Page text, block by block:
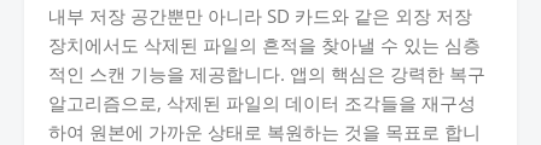
내부 저장 공간뿐만 아니라 SD 카드와 같은 외장 저장
장치에서도 삭제된 파일의 흔적을 찾아낼 수 있는 심층
적인 스캔 기능을 제공합니다. 앱의 핵심은 강력한 복구
알고리즘으로, 삭제된 파일의 데이터 조각들을 재구성
하여 원본에 가까운 상태로 복원하는 것을 목표로 합니